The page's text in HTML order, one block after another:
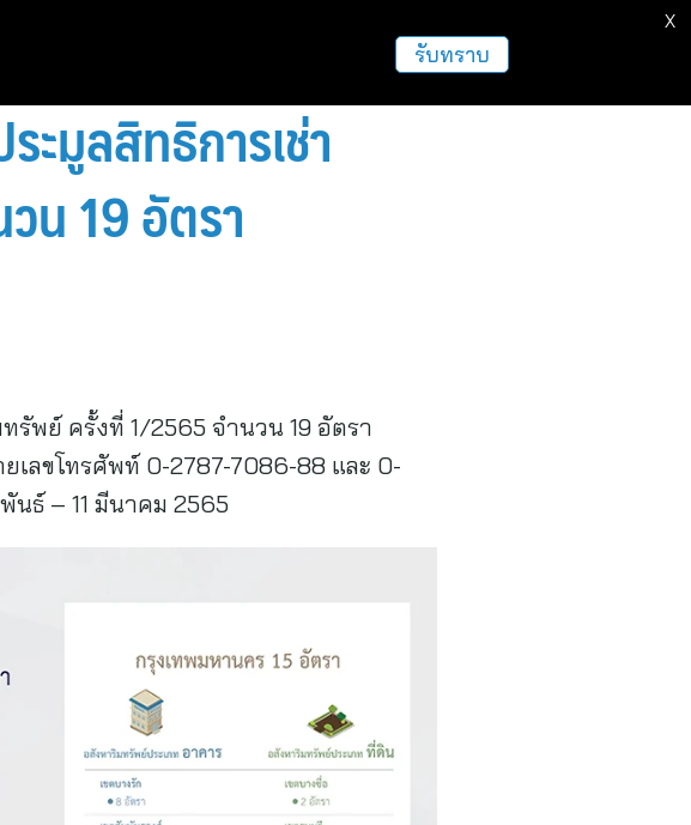
มูลสิทธิการเช่า
น 19 อัตรา
รัพย์ ครั้งที่ 1/2565 จำนวน 19 อัตรา
ลขโทรศัพท์ 0-2787-7086-88 และ 0-
นธ์ – 11 มีนาคม 2565
รับทราบ
X